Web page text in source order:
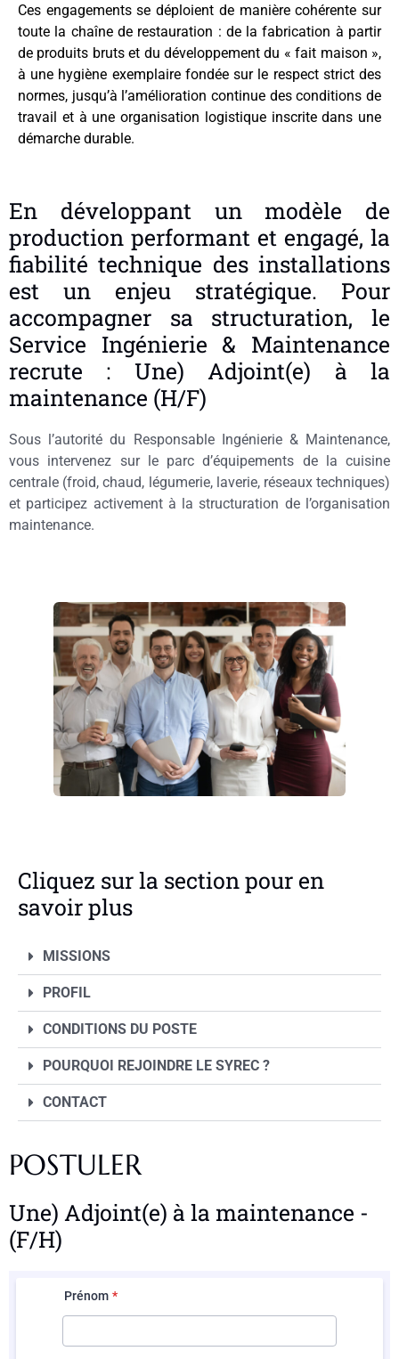
Ces engagements se déploient de manière cohérente sur
toute la chaîne de restauration : de la fabrication à partir
de produits bruts et du développement du « fait maison »,
à une hygiène exemplaire fondée sur le respect strict des
normes, jusqu’à l’amélioration continue des conditions de
travail et à une organisation logistique inscrite dans une
démarche durable.
En développant un modèle de
production performant et engagé, la
fiabilité technique des installations
est un enjeu stratégique. Pour
accompagner sa structuration, le
Service Ingénierie & Maintenance
recrute : Une) Adjoint(e) à la
maintenance (H/F)
Sous l’autorité du Responsable Ingénierie & Maintenance,
vous intervenez sur le parc d’équipements de la cuisine
centrale (froid, chaud, légumerie, laverie, réseaux techniques)
et participez activement à la structuration de l’organisation
maintenance.
Cliquez sur la section pour en
savoir plus
MISSIONS
PROFIL
CONDITIONS DU POSTE
POURQUOI REJOINDRE LE SYREC ?
CONTACT
POSTULER
Une) Adjoint(e) à la maintenance -
(F/H)